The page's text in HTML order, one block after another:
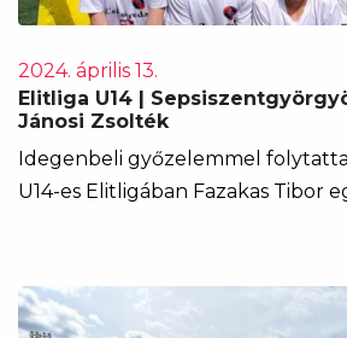
2024. április 13.
Elitliga U14 |
Jánosi Zsolték
Idegenbeli győzelemmel
U14-es Elitligában Fazakas Tibor